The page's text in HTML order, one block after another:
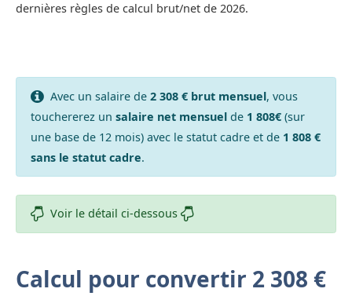
dernières règles de calcul brut/net de 2026.
Avec un salaire de 2 308 € brut mensuel, vous
touchererez un salaire net mensuelde 1 808€(sur
une base de 12 mois) avec le statut cadre et de 1 808 €
sans le statut cadre.
Voir le détail ci-dessous
Calcul pour convertir 2 308 €